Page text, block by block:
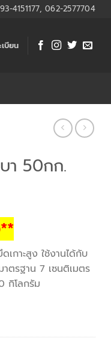
4151177, 062-2577704
บียน
า 50กก.
เกาะสูง ใช้งานได้กับ
ตรฐาน 7 เซนติเมตร
กิโลกรัม